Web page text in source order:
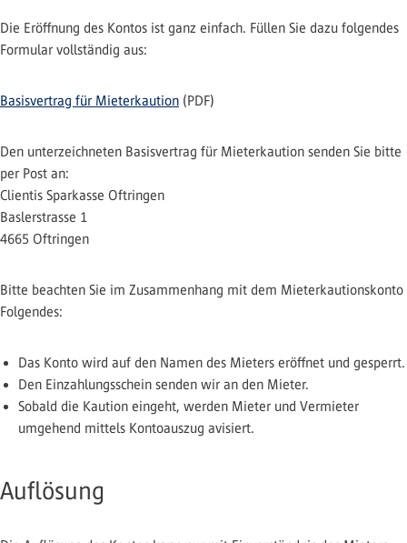
Die Eröffnung des Kontos ist ganz einfach. Füllen Sie dazu folgendes
Formular vollständig aus:
Basisvertrag für Mieterkaution (PDF)
Den unterzeichneten Basisvertrag für Mieterkaution senden Sie bitte
per Post an:
Clientis Sparkasse Oftringen
Baslerstrasse 1
4665 Oftringen
Bitte beachten Sie im Zusammenhang mit dem Mieterkautionskonto
Folgendes:
Das Konto wird auf den Namen des Mieters eröffnet und gesperrt.
Den Einzahlungsschein senden wir an den Mieter.
Sobald die Kaution eingeht, werden Mieter und Vermieter
umgehend mittels Kontoauszug avisiert.
Auflösung